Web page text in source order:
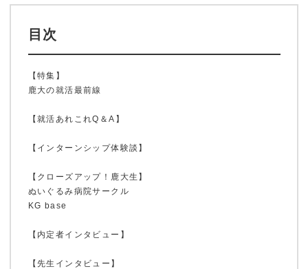
ホーム
目次
【特集】
鹿大の就活最前線
【就活あれこれQ＆A】
【インターンシップ体験談】
【クローズアップ！鹿大生】
ぬいぐるみ病院サークル
KG base
【内定者インタビュー】
【先生インタビュー】